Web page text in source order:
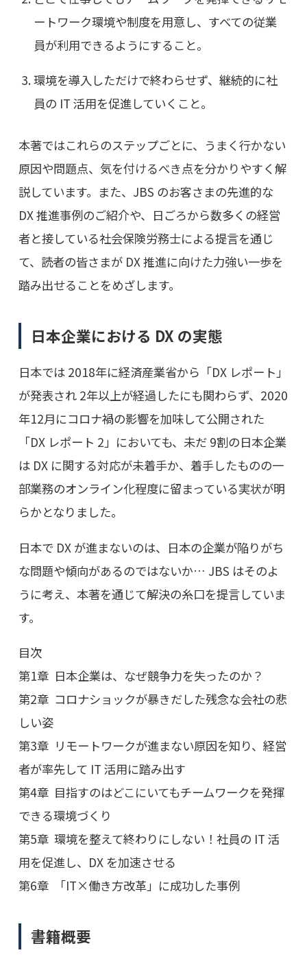
ートワーク環境や制度を用意し、すべての従業
員が利用できるようにすること。
環境を導入しただけで終わらせず、継続的に社
員の IT 活用を促進していくこと。
本著ではこれらのステップごとに、うまく行かない
原因や問題点、気を付けるべき点を分かりやすく解
説しています。また、JBS のお客さまの先進的な
DX 推進事例のご紹介や、日ごろから数多くの経営
者と接している社会保険労務士による提言を通じ
て、読者の皆さまが DX 推進に向けた力強い一歩を
踏み出せることをめざします。
日本企業における DX の実態
日本では 2018年に経済産業省から「DX レポート」
が発表され 2年以上が経過したにも関わらず、2020
年12月にコロナ禍の影響を加味して公開された
「DX レポート 2」においても、未だ 9割の日本企業
は DX に関する対応が未着手か、着手したものの一
部業務のオンライン化程度に留まっている実状が明
らかとなりました。
日本で DX が進まないのは、日本の企業が陥りがち
な問題や傾向があるのではないか… JBS はそのよ
うに考え、本著を通じて解決の糸口を提言していま
す。
目次
第1章 日本企業は、なぜ競争力を失ったのか？
第2章 コロナショックが暴きだした残念な会社の悲
しい姿
第3章 リモートワークが進まない原因を知り、経営
者が率先して IT 活用に踏み出す
第4章 目指すのはどこにいてもチームワークを発揮
できる環境づくり
第5章 環境を整えて終わりにしない！社員の IT 活
用を促進し、DX を加速させる
第6章 「IT×働き方改革」に成功した事例
書籍概要